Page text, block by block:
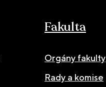
Fakulta
Orgány fakulty
Rady a komise